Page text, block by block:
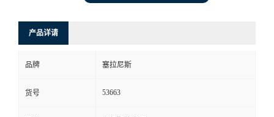
产品详请
品牌 塞拉尼斯
货号 53663